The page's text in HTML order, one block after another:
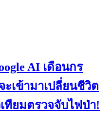
AI เดือนกร
เข้ามาเปลี่ยนชีวิต
ทียมตรวจจับไฟป่า!